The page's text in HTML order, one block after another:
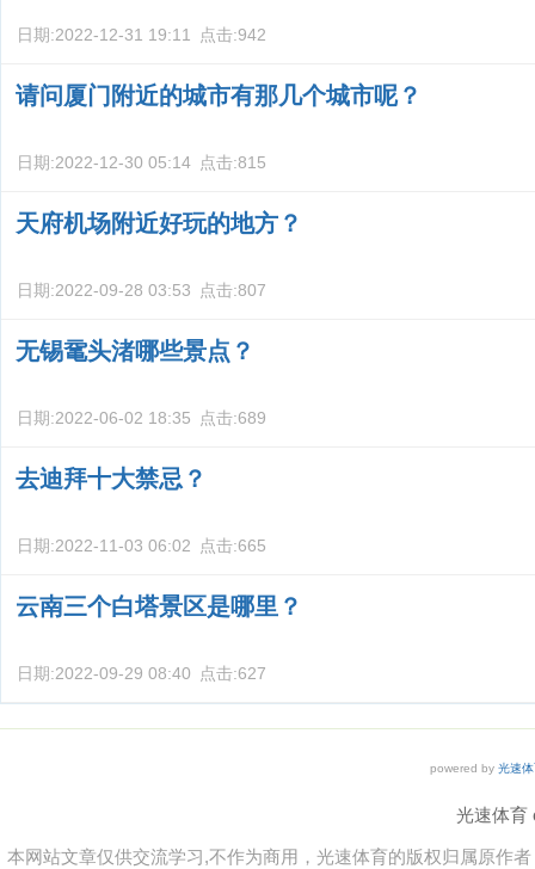
日期:2022-12-31 19:11 点击:942
请问厦门附近的城市有那几个城市呢？
日期:2022-12-30 05:14 点击:815
天府机场附近好玩的地方？
日期:2022-09-28 03:53 点击:807
无锡鼋头渚哪些景点？
日期:2022-06-02 18:35 点击:689
去迪拜十大禁忌？
日期:2022-11-03 06:02 点击:665
云南三个白塔景区是哪里？
日期:2022-09-29 08:40 点击:627
powered by 光速
光速体育
本网站文章仅供交流学习,不作为商用，光速体育的版权归属原作